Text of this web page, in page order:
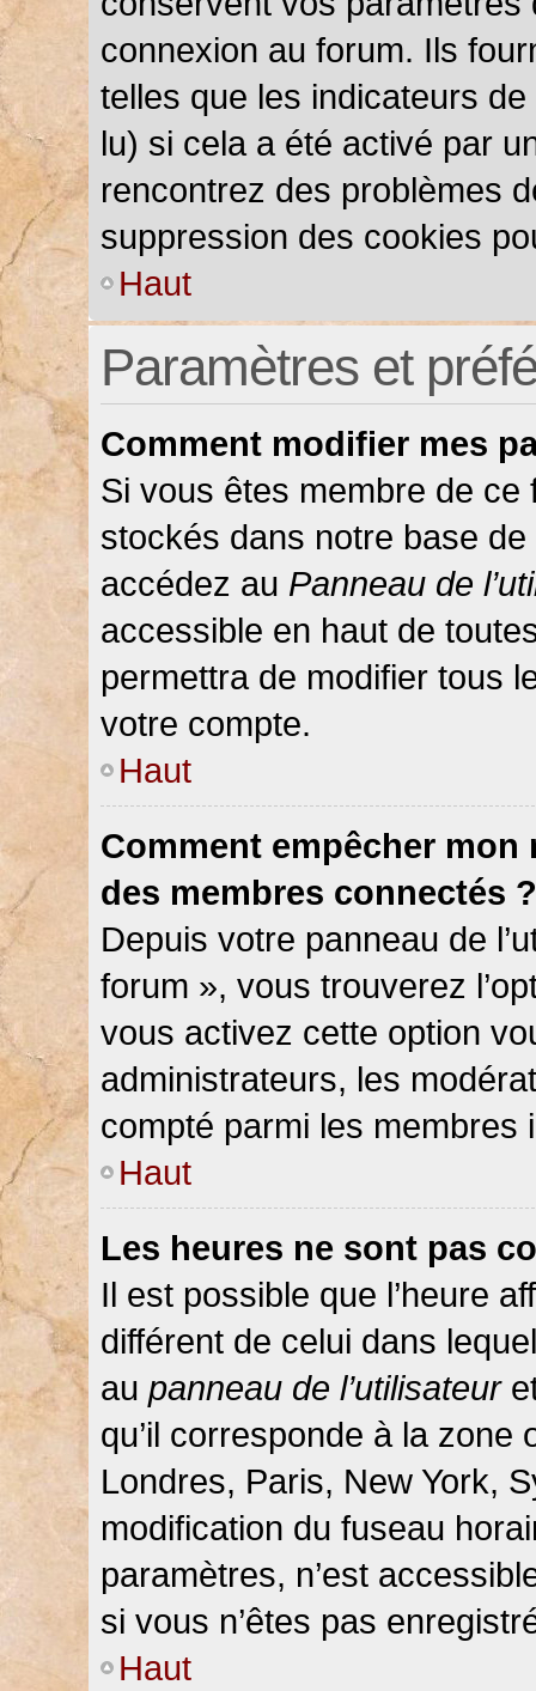
connexion au forum. Ils
telles que les indicateurs
lu) si cela a été activé par
rencontrez des problèmes
suppression des cookies
Haut
Paramètres et
Comment modifier mes
Si vous êtes membre de
stockés dans notre base
accédez au Panneau de
accessible en haut de
permettra de modifier tous
votre compte.
Haut
Comment empêcher mon
des membres connectés ?
Depuis votre panneau de
forum », vous trouverez
vous activez cette option
administrateurs, les
compté parmi les membres
Haut
Les heures ne sont pas
Il est possible que l’heure
différent de celui dans
au panneau de l’utilisateur
qu’il corresponde à la
Londres, Paris, New York,
modification du fuseau
paramètres, n’est
si vous n’êtes pas
Haut